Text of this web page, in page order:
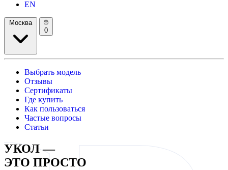
EN
Москва
0
Выбрать модель
Отзывы
Сертификаты
Где купить
Как пользоваться
Частые вопросы
Статьи
УКОЛ —
ЭТО ПРОСТО